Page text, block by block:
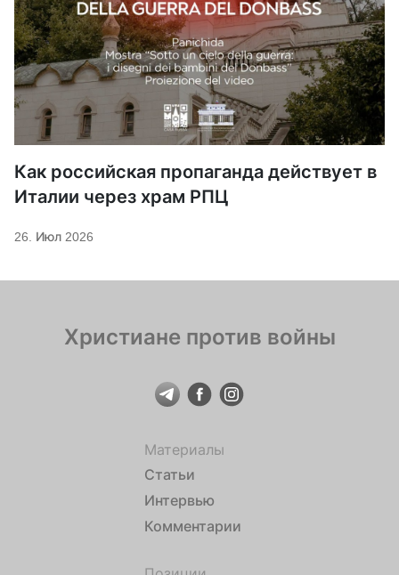
Как российская пропаганда действует в
Италии через храм РПЦ
26. Июл 2026
Христиане против войны
Материалы
Статьи
Интервью
Комментарии